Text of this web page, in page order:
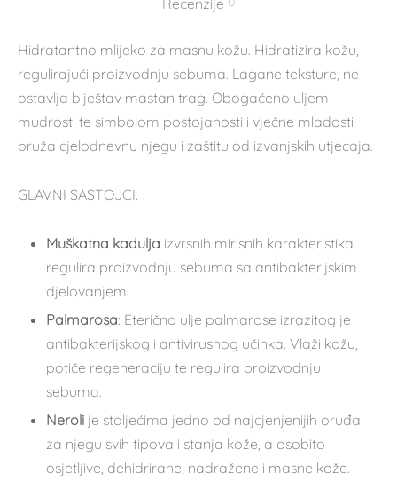
Recenzije
Hidratantno mlijeko za masnu kožu. Hidratizira kožu,
regulirajući proizvodnju sebuma. Lagane teksture, ne
ostavlja blještav mastan trag. Obogaćeno uljem
mudrosti te simbolom postojanosti i vječne mladosti
pruža cjelodnevnu njegu i zaštitu od izvanjskih utjecaja.
GLAVNI SASTOJCI:
Muškatna kadulja izvrsnih mirisnih karakteristika
regulira proizvodnju sebuma sa antibakterijskim
djelovanjem.
Palmarosa: Eterično ulje palmarose izrazitog je
antibakterijskog i antivirusnog učinka. Vlaži kožu,
potiče regeneraciju te regulira proizvodnju
sebuma.
Nerolije stoljećima jedno od najcjenjenijih oruđa
za njegu svih tipova i stanja kože, a osobito
osjetljive, dehidrirane, nadražene i masne kože.